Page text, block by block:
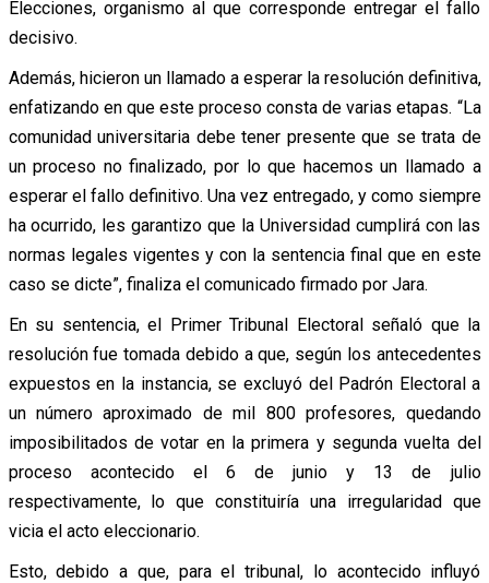
Elecciones, organismo al que corresponde entregar el fallo
decisivo.
Además, hicieron un llamado a esperar la resolución definitiva,
enfatizando en que este proceso consta de varias etapas. “La
comunidad universitaria debe tener presente que se trata de
un proceso no finalizado, por lo que hacemos un llamado a
esperar el fallo definitivo. Una vez entregado, y como siempre
ha ocurrido, les garantizo que la Universidad cumplirá con las
normas legales vigentes y con la sentencia final que en este
caso se dicte”, finaliza el comunicado firmado por Jara.
En su sentencia, el Primer Tribunal Electoral señaló que la
resolución fue tomada debido a que, según los antecedentes
expuestos en la instancia, se excluyó del Padrón Electoral a
un número aproximado de mil 800 profesores, quedando
imposibilitados de votar en la primera y segunda vuelta del
proceso acontecido el 6 de junio y 13 de julio
respectivamente, lo que constituiría una irregularidad que
vicia el acto eleccionario.
Esto, debido a que, para el tribunal, lo acontecido influyó